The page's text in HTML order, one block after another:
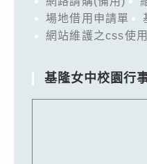
場地借用申請單
網站維護之css使
基隆女中校園行